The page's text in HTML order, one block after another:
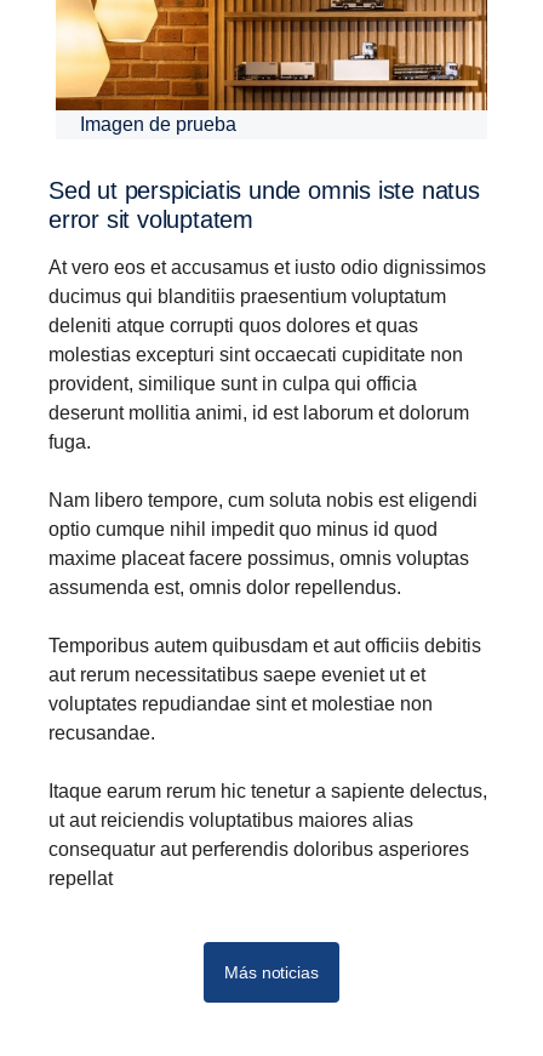
Imagen de prueba
Sed ut perspi­ciatis unde omnis iste natus
error sit volup­tatem
At vero eos et accusamus et iusto odio dignissimos
ducimus qui blanditiis praesentium voluptatum
deleniti atque corrupti quos dolores et quas
molestias excepturi sint occaecati cupiditate non
provident, similique sunt in culpa qui officia
deserunt mollitia animi, id est laborum et dolorum
fuga.
Nam libero tempore, cum soluta nobis est eligendi
optio cumque nihil impedit quo minus id quod
maxime placeat facere possimus, omnis voluptas
assumenda est, omnis dolor repellendus.
Temporibus autem quibusdam et aut officiis debitis
aut rerum necessitatibus saepe eveniet ut et
voluptates repudiandae sint et molestiae non
recusandae.
Itaque earum rerum hic tenetur a sapiente delectus,
ut aut reiciendis voluptatibus maiores alias
consequatur aut perferendis doloribus asperiores
repellat
Más noticias